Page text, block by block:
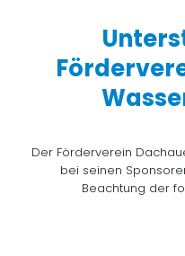
Der Förderverein
bei seinen
Beachtung der